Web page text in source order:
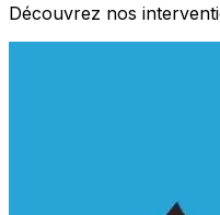
Découvrez nos